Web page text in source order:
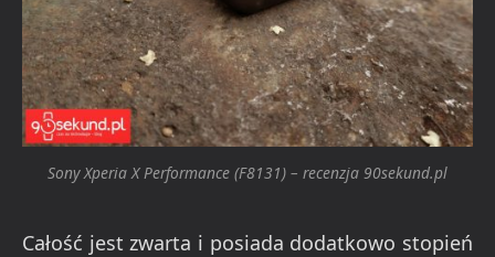
Sony Xperia X Performance (F8131) – recenzja 90sekund.pl
Całość jest zwarta i posiada dodatkowo stopień